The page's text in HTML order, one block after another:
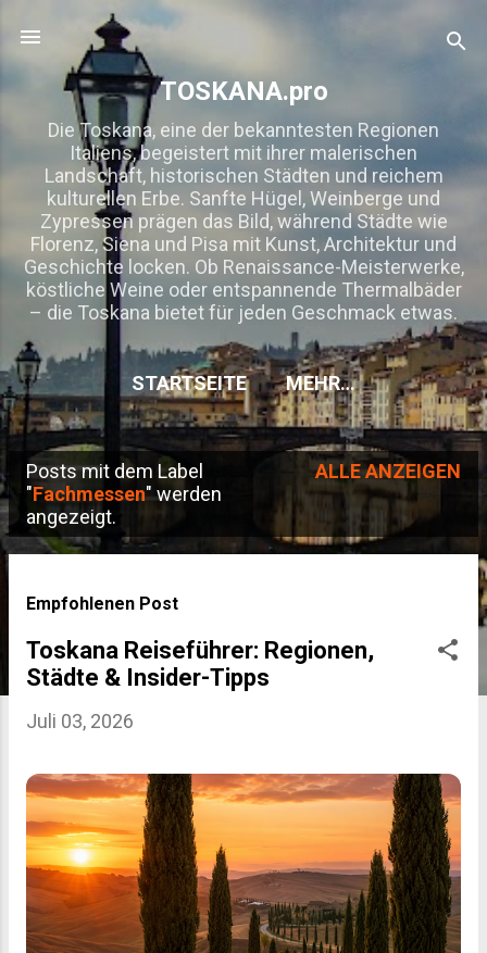
Direkt zum Hauptbereich
TOSKANA.pro
Die Toskana, eine der bekanntesten Regionen
Italiens, begeistert mit ihrer malerischen
Landschaft, historischen Städten und reichem
kulturellen Erbe. Sanfte Hügel, Weinberge und
Zypressen prägen das Bild, während Städte wie
Florenz, Siena und Pisa mit Kunst, Architektur und
Geschichte locken. Ob Renaissance-Meisterwerke,
köstliche Weine oder entspannende Thermalbäder
– die Toskana bietet für jeden Geschmack etwas.
STARTSEITE MEHR…
P
o
s
Posts mit dem Label
"Fachmessen" werden
angezeigt.
ALLE ANZEIGEN
Empfohlenen Post
Toskana Reiseführer: Regionen,
Städte & Insider-Tipps
Juli 03, 2026